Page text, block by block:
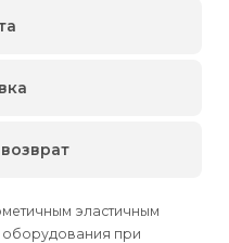
эластичным
оборудования при